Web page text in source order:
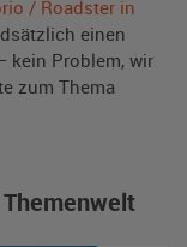
/ Roadster in
einen
kein Problem, wir
zum Thema